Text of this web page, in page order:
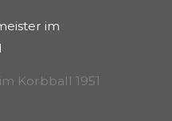
Korbball 1951